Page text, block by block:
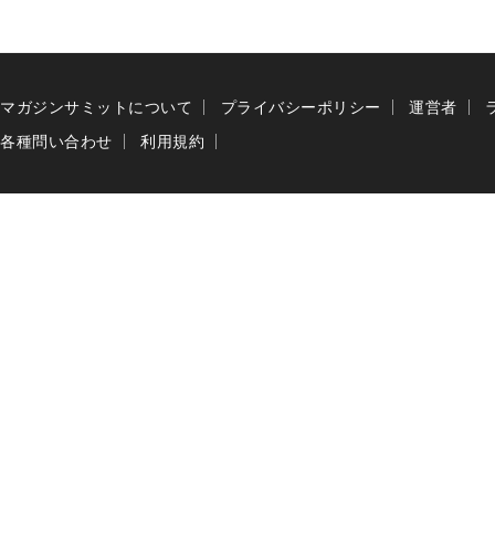
マガジンサミットについて プライバシーポリシー 運営者
各種問い合わせ
利用規約